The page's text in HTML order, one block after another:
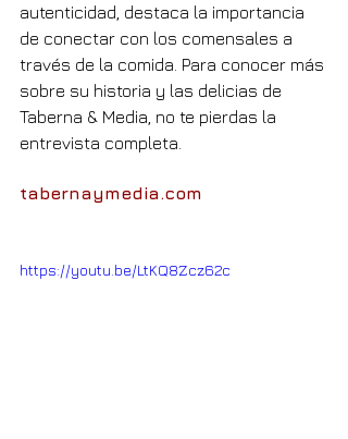
autenticidad, destaca la importancia
de conectar con los comensales a
través de la comida. Para conocer más
sobre su historia y las delicias de
Taberna & Media, no te pierdas la
entrevista completa.
tabernaymedia.com
https://youtu.be/LtKQ8Zcz62c